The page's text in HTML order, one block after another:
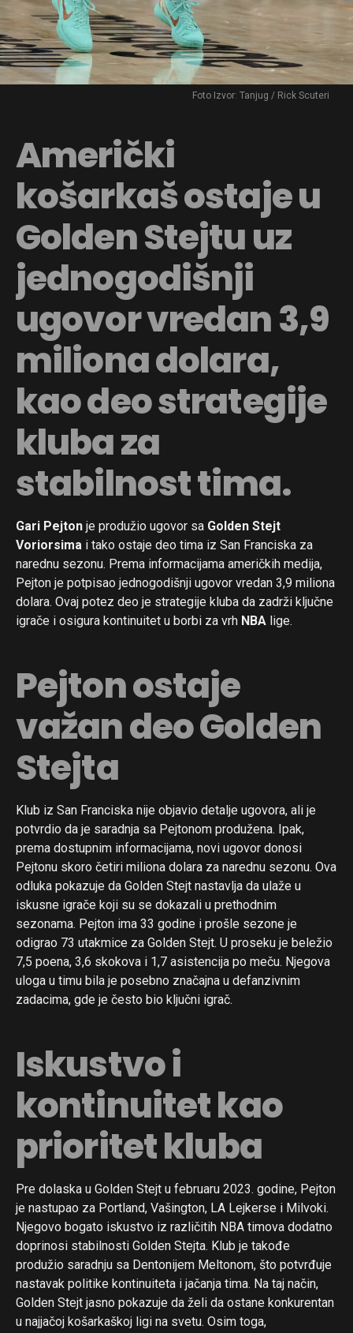
Foto Izvor: Tanjug / Rick Scuteri
Američki
košarkaš ostaje u
Golden Stejtu uz
jednogodišnji
ugovor vredan 3,9
miliona dolara,
kao deo strategije
kluba za
stabilnost tima.
Gari Pejton je produžio ugovor sa Golden Stejt
Voriorsima i tako ostaje deo tima iz San Franciska za
narednu sezonu. Prema informacijama američkih medija,
Pejton je potpisao jednogodišnji ugovor vredan 3,9 miliona
dolara. Ovaj potez deo je strategije kluba da zadrži ključne
igrače i osigura kontinuitet u borbi za vrh NBA lige.
Pejton ostaje
važan deo Golden
Stejta
Klub iz San Franciska nije objavio detalje ugovora, ali je
potvrdio da je saradnja sa Pejtonom produžena. Ipak,
prema dostupnim informacijama, novi ugovor donosi
Pejtonu skoro četiri miliona dolara za narednu sezonu. Ova
odluka pokazuje da Golden Stejt nastavlja da ulaže u
iskusne igrače koji su se dokazali u prethodnim
sezonama. Pejton ima 33 godine i prošle sezone je
odigrao 73 utakmice za Golden Stejt. U proseku je beležio
7,5 poena, 3,6 skokova i 1,7 asistencija po meču. Njegova
uloga u timu bila je posebno značajna u defanzivnim
zadacima, gde je često bio ključni igrač.
Iskustvo i
kontinuitet kao
prioritet kluba
Pre dolaska u Golden Stejt u februaru 2023. godine, Pejton
je nastupao za Portland, Vašington, LA Lejkerse i Milvoki.
Njegovo bogato iskustvo iz različitih NBA timova dodatno
doprinosi stabilnosti Golden Stejta. Klub je takođe
produžio saradnju sa Dentonijem Meltonom, što potvrđuje
nastavak politike kontinuiteta i jačanja tima. Na taj način,
Golden Stejt jasno pokazuje da želi da ostane konkurentan
u najjačoj košarkaškoj ligi na svetu. Osim toga,